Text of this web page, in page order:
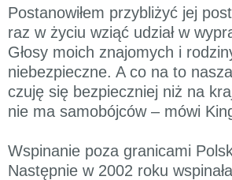
Postanowiłem przybliżyć jej
raz w życiu wziąć udział w
Głosy moich znajomych i
niebezpieczne. A co na to
czuję się bezpieczniej niż na
nie ma samobójców – mówi
Wspinanie poza granicami
Następnie w 2002 roku